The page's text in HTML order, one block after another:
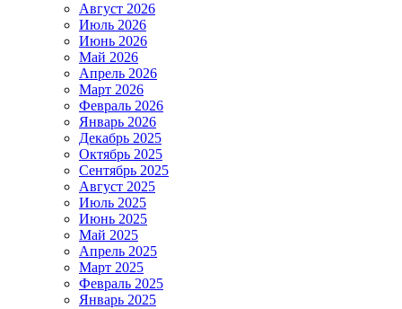
Август 2026
Июль 2026
Июнь 2026
Май 2026
Апрель 2026
Март 2026
Февраль 2026
Январь 2026
Декабрь 2025
Октябрь 2025
Сентябрь 2025
Август 2025
Июль 2025
Июнь 2025
Май 2025
Апрель 2025
Март 2025
Февраль 2025
Январь 2025